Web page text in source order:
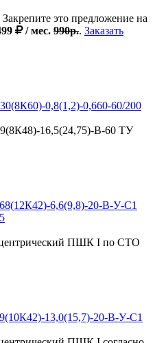
Закрепите это предложение на
/ мес. 990р.. Заказать
0,8(1,2)-0,660-60/200
16,5(24,75)-В-60 ТУ
6,6(9,8)-20-В-У-C1
ПШК I по СТО
13,0(15,7)-20-В-У-C1